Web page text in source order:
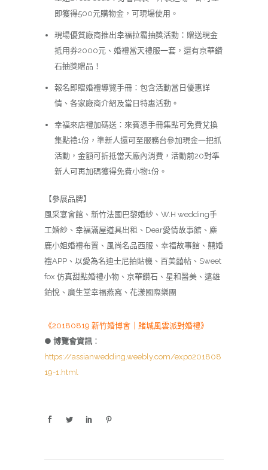
即獲得500元購物金，可現場使用。
現場優質廠商推出幸福拉霸抽獎活動：贈送現金
抵用券2000元、婚禮當天禮服一套，還有京華鑽
石抽獎贈品！
報名即贈婚禮導覽手冊：包含活動當日優惠詳
情、各家廠商介紹及當日特惠活動。
幸福來店禮加碼送：來賓憑手冊集點可免費兌換
集點禮1份，準新人還可至服務台參加現金一把抓
活動，金額可折抵當天廠內消費，活動前20對準
新人可再加碼獲得免費小物1份。
【參展品牌】
風采宴會館、新竹法國巴黎婚紗、W.H wedding手
工婚紗、幸福滿屋道具出租、Dear愛情故事館、麋
鹿小姐婚禮布置、風尚名品西服、幸福故事館、囍婚
禮APP、以愛為名迪士尼拍貼機、百美囍帖、Sweet
fox 仿真甜點婚禮小物、京華鑽石、星和醫美、遠雄
鉑悅、廣生堂幸福燕窩、花漾國際樂團
《20180819 新竹婚博會｜賭城風雲派對婚禮》
● 博覽會資訊 ：
https://assianwedding.weebly.com/expo201808
19-1.html